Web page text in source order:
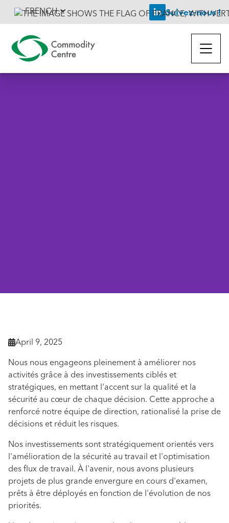
FRENCH  Suivez-nous !
April 9, 2025
Nous nous engageons pleinement à améliorer nos
activités grâce à des investissements ciblés et
stratégiques, en mettant l'accent sur la qualité et la
sécurité au cœur de chaque décision. Cette approche a
renforcé notre équipe de direction, rationalisé la prise de
décisions et réduit les risques.
Nos investissements sont stratégiquement orientés vers
l'amélioration de la sécurité au travail et l'optimisation
des flux de travail. À l'avenir, nous avons plusieurs
projets de plus grande envergure en cours d'examen,
prêts à être déployés en fonction de l'évolution de nos
priorités.